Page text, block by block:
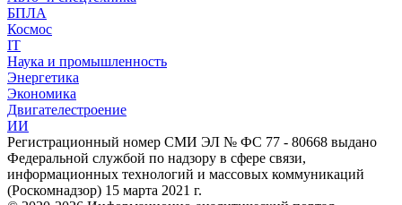
БПЛА
Космос
IT
Наука и промышленность
Энергетика
Экономика
Двигателестроение
ИИ
Регистрационный номер СМИ ЭЛ № ФС 77 - 80668 выдано
Федеральной службой по надзору в сфере связи,
информационных технологий и массовых коммуникаций
(Роскомнадзор) 15 марта 2021 г.